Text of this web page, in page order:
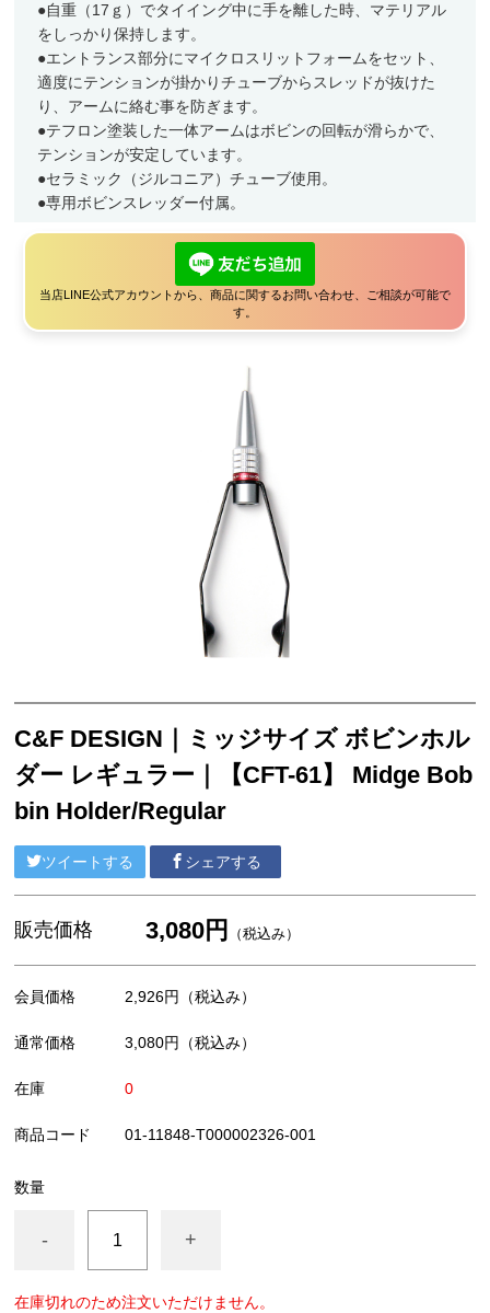
ランディングネット
マグネットリリーサー
ネットホルダー
レザーチェーン
レザーシース
メンテナンス
交換用ネット
フライ・ルアーケース
ギア・アクセサリー
●自重（17ｇ）でタイイング中に手を離した時、マテリアル
をしっかり保持します。
●エントランス部分にマイクロスリットフォームをセット、
適度にテンションが掛かりチューブからスレッドが抜けた
り、アームに絡む事を防ぎます。
●テフロン塗装した一体アームはボビンの回転が滑らかで、
テンションが安定しています。
●セラミック（ジルコニア）チューブ使用。
●専用ボビンスレッダー付属。
当店LINE公式アカウントから、商品に関するお問い合わせ、ご相談が可能で
す。
C&F DESIGN｜ミッジサイズ ボビンホル
ダー レギュラー｜【CFT-61】 Midge Bob
bin Holder/Regular
ツイートする シェアする
販売価格 3,080円 （税込み）
会員価格 2,926円 （税込み）
通常価格 3,080円 （税込み）
在庫 0
商品コード 01-11848-T000002326-001
数量
- +
在庫切れのため注文いただけません。